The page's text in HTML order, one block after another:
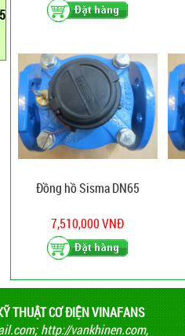
Đồng hồ Sisma DN65
7,510,000 VNĐ
THUẬT CƠ ĐIỆN VINAFANS
;http://vankhinen.com,